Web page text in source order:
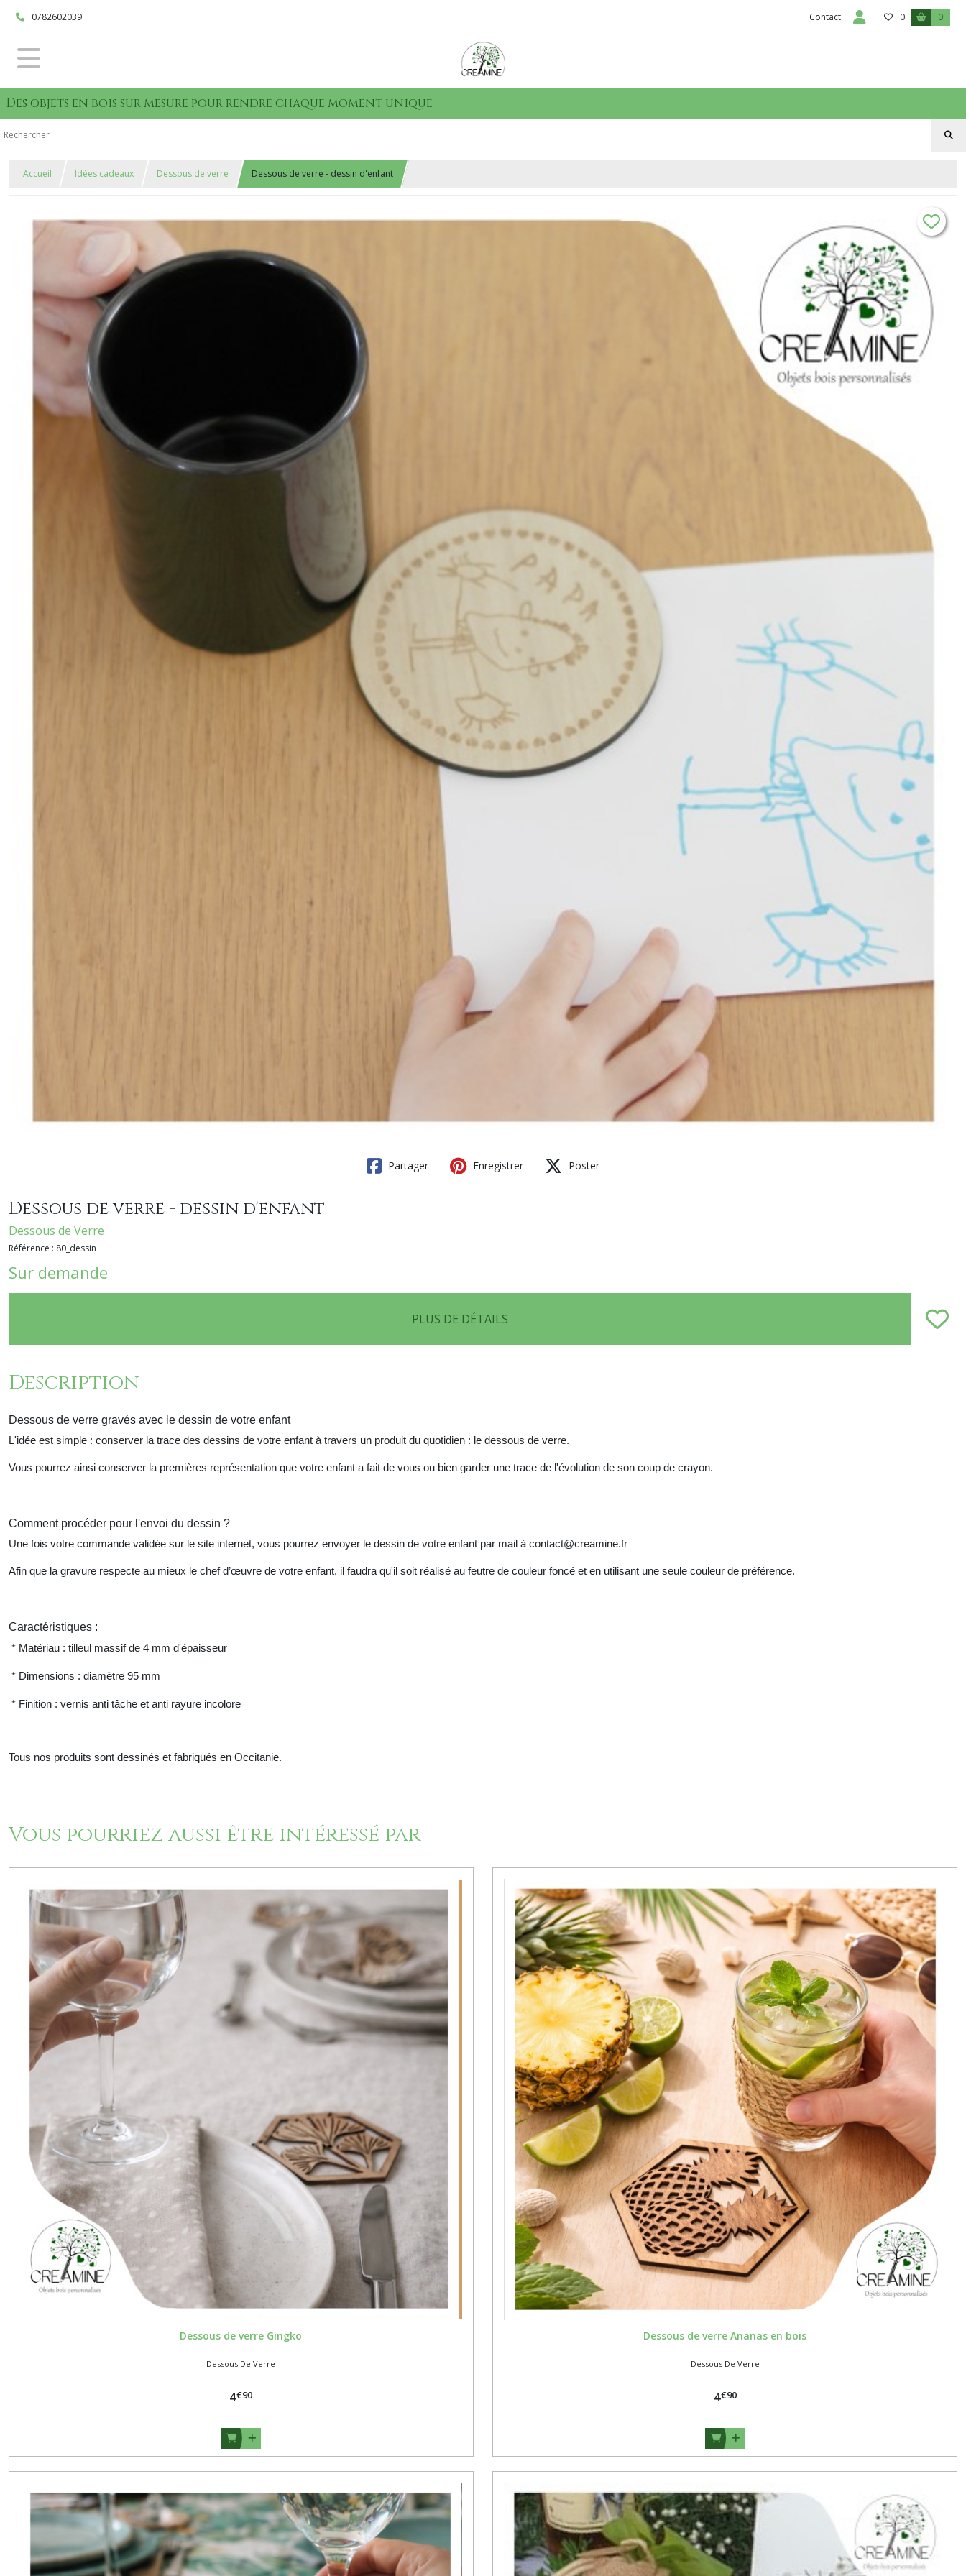
0782602039 Contact 0 0
Des objets en bois sur mesure pour rendre chaque moment unique
Accueil Idées cadeaux Dessous de verre Dessous de verre - dessin d'enfant
Partager Enregistrer Poster
Dessous de verre - dessin d'enfant
Dessous de Verre
Référence : 80_dessin
Sur demande
PLUS DE DÉTAILS
Description
Dessous de verre gravés avec le dessin de votre enfant
L'idée est simple : conserver la trace des dessins de votre enfant à travers un produit du quotidien : le dessous de verre.
Vous pourrez ainsi conserver la premières représentation que votre enfant a fait de vous ou bien garder une trace de l'évolution de son coup de crayon.
Comment procéder pour l'envoi du dessin ?
Une fois votre commande validée sur le site internet, vous pourrez envoyer le dessin de votre enfant par mail à contact@creamine.fr
Afin que la gravure respecte au mieux le chef d’œuvre de votre enfant, il faudra qu'il soit réalisé au feutre de couleur foncé et en utilisant une seule couleur de préférence.
Caractéristiques :
* Matériau : tilleul massif de 4 mm d'épaisseur
* Dimensions : diamètre 95 mm
* Finition : vernis anti tâche et anti rayure incolore
Tous nos produits sont dessinés et fabriqués en Occitanie.
Vous pourriez aussi être intéressé par
Dessous de verre Gingko
Dessous De Verre
4€90
Dessous de verre Ananas en bois
Dessous De Verre
4€90